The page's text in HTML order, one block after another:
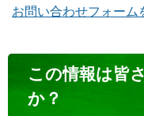
お問い合わせフォーム
ン
この情報は皆
か？